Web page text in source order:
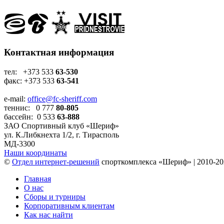
Контактная информация
тел: +373 533 63-530
факс: +373 533 63-541
e-mail: office@fc-sheriff.com
теннис: 0 777 80-805
бассейн: 0 533 63-888
ЗАО Спортивный клуб «Шериф»
ул. К.Либкнехта 1/2, г. Тирасполь
МД-3300
Наши координаты
© Отдел интернет-решений спорткомплекса «Шериф» | 2010-
Главная
О нас
Сборы и турниры
Корпоративным клиентам
Как нас найти